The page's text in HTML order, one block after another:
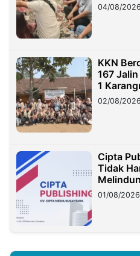
di Taiwan
04/08/
KKN
167
1
02/08/
Cipta
Tidak
01/08/